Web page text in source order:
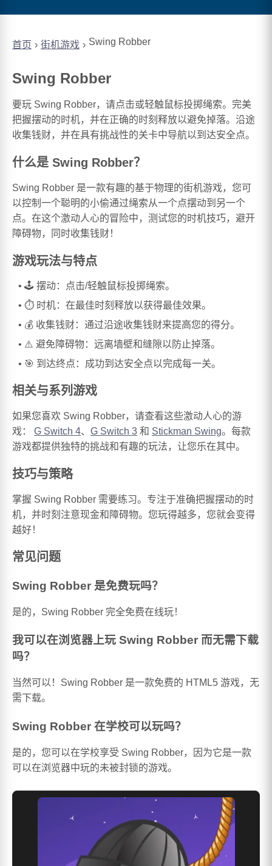
首页 街机游戏 Swing Robber
Swing Robber
要玩 Swing Robber，请点击或轻触鼠标投掷绳索。完美
把握摆动的时机，并在正确的时刻释放以避免掉落。沿途
收集钱财，并在具有挑战性的关卡中导航以到达安全点。
什么是 Swing Robber？
Swing Robber 是一款有趣的基于物理的街机游戏，您可
以控制一个聪明的小偷通过绳索从一个点摆动到另一个
点。在这个激动人心的冒险中，测试您的时机技巧，避开
障碍物，同时收集钱财！
游戏玩法与特点
🕹️ 摆动：点击/轻触鼠标投掷绳索。
⏱️ 时机：在最佳时刻释放以获得最佳效果。
💰 收集钱财：通过沿途收集钱财来提高您的得分。
⚠️ 避免障碍物：远离墙壁和缝隙以防止掉落。
🎯 到达终点：成功到达安全点以完成每一关。
相关与系列游戏
如果您喜欢 Swing Robber，请查看这些激动人心的游
戏： G Switch 4、 G Switch 3 和 Stickman Swing。每款
游戏都提供独特的挑战和有趣的玩法，让您乐在其中。
技巧与策略
掌握 Swing Robber 需要练习。专注于准确把握摆动的时
机，并时刻注意现金和障碍物。您玩得越多，您就会变得
越好！
常见问题
Swing Robber 是免费玩吗？
是的，Swing Robber 完全免费在线玩！
我可以在浏览器上玩 Swing Robber 而无需下载
吗？
当然可以！Swing Robber 是一款免费的 HTML5 游戏，无
需下载。
Swing Robber 在学校可以玩吗？
是的，您可以在学校享受 Swing Robber，因为它是一款
可以在浏览器中玩的未被封锁的游戏。